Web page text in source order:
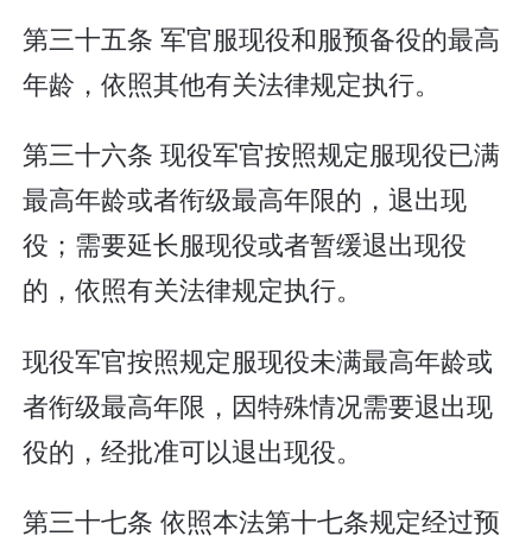
第三十五条 军官服现役和服预备役的最高
年龄，依照其他有关法律规定执行。
第三十六条 现役军官按照规定服现役已满
最高年龄或者衔级最高年限的，退出现
役；需要延长服现役或者暂缓退出现役
的，依照有关法律规定执行。
现役军官按照规定服现役未满最高年龄或
者衔级最高年限，因特殊情况需要退出现
役的，经批准可以退出现役。
第三十七条 依照本法第十七条规定经过预